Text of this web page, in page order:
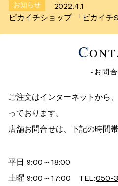
お知らせ
2022.4.1
ピカイチショップ 「ピカイチ
2022.4.1
ピカイチショップ 「ピカイチ
C
-お問
ご注文はインターネットから
っております。
店舗お問合せは、下記の時間
平日 9:00～18:00
土曜 9:00～17:00 TEL:050-